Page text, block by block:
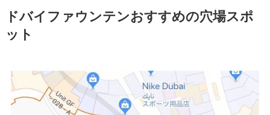
ドバイファウンテンおすすめの穴場スポ
ット